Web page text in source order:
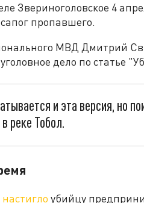
Звериноголовское 4
пропавшего.
МВД Дмитрий
дело по статье
и эта версия, но
реке Тобол.
настигло убийцу